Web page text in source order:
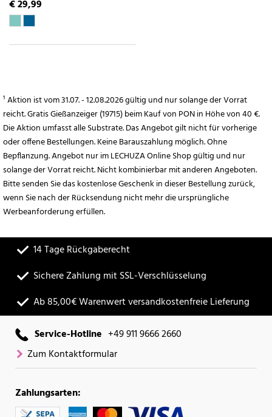
€ 29,99
¹ Aktion ist vom 31.07. - 12.08.2026 gültig und nur solange der Vorrat
reicht. Gratis Gießanzeiger (19715) beim Kauf von PON in Höhe von 40 €.
Die Aktion umfasst alle Substrate. Das Angebot gilt nicht für vorherige
oder offene Bestellungen. Keine Barauszahlung möglich. Ohne
Bepflanzung. Angebot nur im LECHUZA Online Shop gültig und nur
solange der Vorrat reicht. Nicht kombinierbar mit anderen Angeboten.
Bitte senden Sie das kostenlose Geschenk in dieser Bestellung zurück,
wenn Sie nach der Rücksendung nicht mehr die ursprüngliche
Werbeanforderung erfüllen.
14 Tage Rückgaberecht
Sichere Zahlung mit SSL-Verschlüsselung
Ab 85,00€ Warenwert versandkostenfreie Lieferung
Service-Hotline +49 911 9666 2660
Zum Kontaktformular
Zahlungsarten: